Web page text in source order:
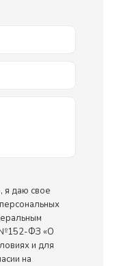
-
и в
-
- умение
самостоятельно, в
г. Иркутск
садов
я даю свое
№152-ФЗ «О
и для
на